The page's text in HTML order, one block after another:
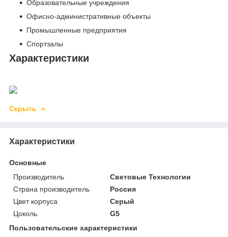
Образовательные учреждения
Офисно-административные объекты
Промышленные предприятия
Спортзалы
Характеристики
Скрыть
Характеристики
Основные
Производитель
Световые Технологии
Страна производитель
Россия
Цвет корпуса
Серый
Цоколь
G5
Пользовательские характеристики